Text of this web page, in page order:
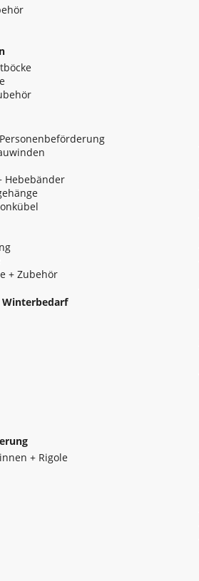
Hebebänder
+ Zubehör
Winterbedarf
+ Rigole